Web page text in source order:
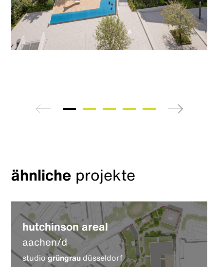
zurück weiter
ähnlicheprojekte
hutchinson areal
aachen/d
studiogrüngraudüsseldorf